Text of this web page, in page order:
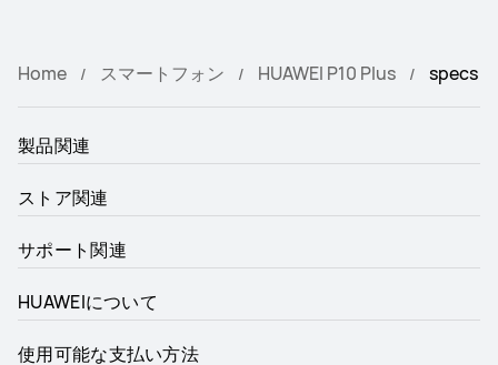
Home スマートフォン HUAWEI P10 Plus specs
製品関連
ストア関連
サポート関連
HUAWEIについて
使用可能な支払い方法